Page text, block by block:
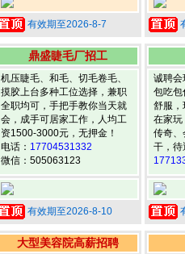
有效期至2026-8-7
鼎盛睫毛厂招工
机压睫毛、和毛、切毛卷毛、
摸胶上台多种工位选择，兼职
全职均可，手把手教你当天就
会，成手可居家工作，人均工
资1500-3000元，无押金！
电话： 17704531332
微信：505063123
有效期至2026-8-10
诚聘会
包吃包
舒服，
在家玩
传奇、
干，待
大型美容院高薪招聘